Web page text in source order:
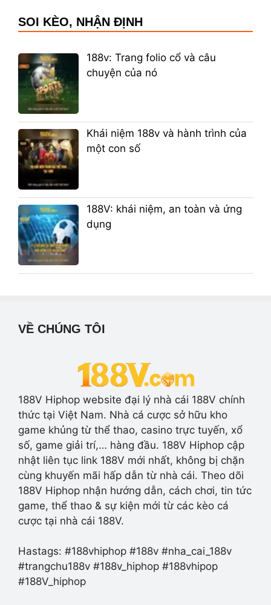
SOI KÈO, NHẬN ĐỊNH
188v: Trang folio cổ và câu
chuyện của nó
Khái niệm 188v và hành trình của
một con số
188V: khái niệm, an toàn và ứng
dụng
VỀ CHÚNG TÔI
188V Hiphop website đại lý nhà cái 188V chính
thức tại Việt Nam. Nhà cá cược sở hữu kho
game khủng từ thể thao, casino trực tuyến, xổ
số, game giải trí,… hàng đầu. 188V Hiphop cập
nhật liên tục link 188V mới nhất, không bị chặn
cùng khuyến mãi hấp dẫn từ nhà cái. Theo dõi
188V Hiphop nhận hướng dẫn, cách chơi, tin tức
game, thể thao & sự kiện mới từ các kèo cá
cược tại nhà cái 188V.
Hastags: #188vhiphop #188v #nha_cai_188v
#trangchu188v #188v_hiphop #188vhipop
#188V_hiphop